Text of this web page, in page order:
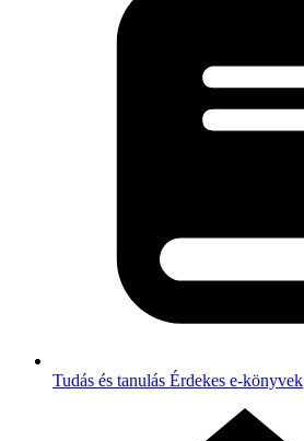
Tudás és tanulás Érdekes e-könyvek